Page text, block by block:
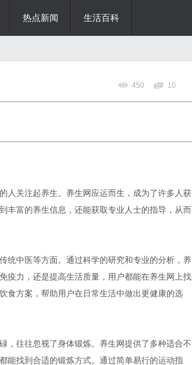
热点新闻 生活百科
450 10
人关注起养生。养生网应运而生，成为了许多人获
丰富的养生信息，还能获取专业人士的指导，从而
统中医等方面。通过科学的研究和专业的分析，养
疫力，还是提高生活质量，用户都能在养生网上找
食方案，帮助用户在日常生活中做出更健康的选
，往往忽视了身体锻炼。养生网提供了多种适合不
能找到合适的锻炼方式。通过简单易行的运动指